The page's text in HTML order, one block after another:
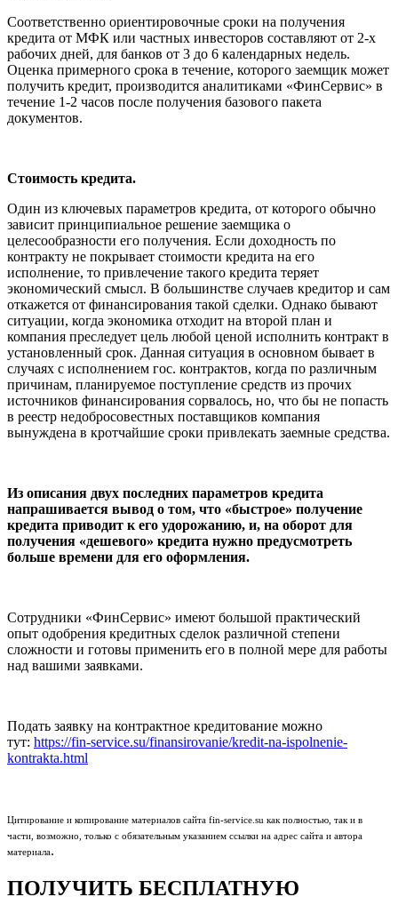
Соответственно ориентировочные сроки на получения
кредита от МФК или частных инвесторов составляют от 2-х
рабочих дней, для банков от 3 до 6 календарных недель.
Оценка примерного срока в течение, которого заемщик может
получить кредит, производится аналитиками «ФинСервис» в
течение 1-2 часов после получения базового пакета
документов.
Стоимость кредита.
Один из ключевых параметров кредита, от которого обычно
зависит принципиальное решение заемщика о
целесообразности его получения. Если доходность по
контракту не покрывает стоимости кредита на его
исполнение, то привлечение такого кредита теряет
экономический смысл. В большинстве случаев кредитор и сам
откажется от финансирования такой сделки. Однако бывают
ситуации, когда экономика отходит на второй план и
компания преследует цель любой ценой исполнить контракт в
установленный срок. Данная ситуация в основном бывает в
случаях с исполнением гос. контрактов, когда по различным
причинам, планируемое поступление средств из прочих
источников финансирования сорвалось, но, что бы не попасть
в реестр недобросовестных поставщиков компания
вынуждена в кротчайшие сроки привлекать заемные средства.
Из описания двух последних параметров кредита
напрашивается вывод о том, что «быстрое» получение
кредита приводит к его удорожанию, и, на оборот для
получения «дешевого» кредита нужно предусмотреть
больше времени для его оформления.
Сотрудники «ФинСервис» имеют большой практический
опыт одобрения кредитных сделок различной степени
сложности и готовы применить его в полной мере для работы
над вашими заявками.
Подать заявку на контрактное кредитование можно
тут: https://fin-service.su/finansirovanie/kredit-na-ispolnenie-
kontrakta.html
Цитирование и копирование материалов сайта fin-service.su как полностью, так и в
части, возможно, только с обязательным указанием ссылки на адрес сайта и автора
материала.
ПОЛУЧИТЬ БЕСПЛАТНУЮ